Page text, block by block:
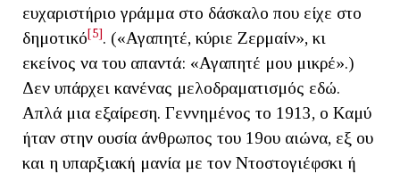
ευχαριστήριο γράμμα στο δάσκαλο που είχε στο
δημοτικό[5]. («Αγαπητέ, κύριε Ζερμαίν», κι
εκείνος να του απαντά: «Αγαπητέ μου μικρέ».)
Δεν υπάρχει κανένας μελοδραματισμός εδώ.
Απλά μια εξαίρεση. Γεννημένος το 1913, ο Καμύ
ήταν στην ουσία άνθρωπος του 19ου αιώνα, εξ ου
και η υπαρξιακή μανία με τον Ντοστογιέφσκι ή